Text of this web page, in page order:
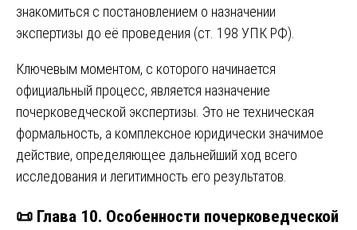
знакомиться с постановлением о назначении
экспертизы до её проведения (ст. 198 УПК РФ).
Ключевым моментом, с которого начинается
официальный процесс, является назначение
почерковедческой экспертизы. Это не техническая
формальность, а комплексное юридически значимое
действие, определяющее дальнейший ход всего
исследования и легитимность его результатов.
📜 Глава 10. Особенности почерковедческой